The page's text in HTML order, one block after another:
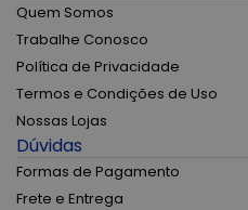
Quem Somos
Trabalhe Conosco
Política de Privacidade
Termos e Condições de Uso
Nossas Lojas
Dúvidas
Formas de Pagamento
Frete e Entrega